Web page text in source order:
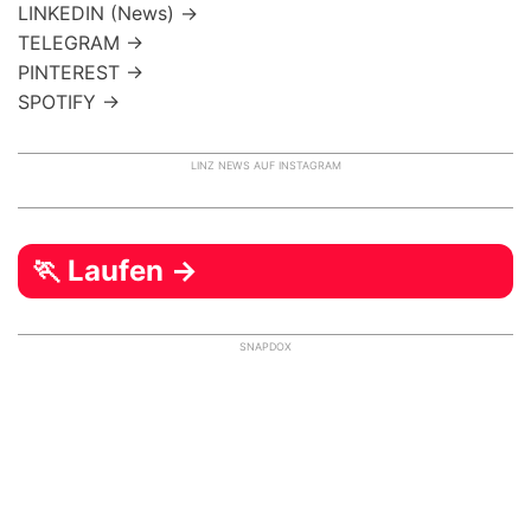
LINKEDIN (News) →
TELEGRAM →
PINTEREST →
SPOTIFY →
LINZ NEWS AUF INSTAGRAM
🏃 Laufen →
SNAPDOX